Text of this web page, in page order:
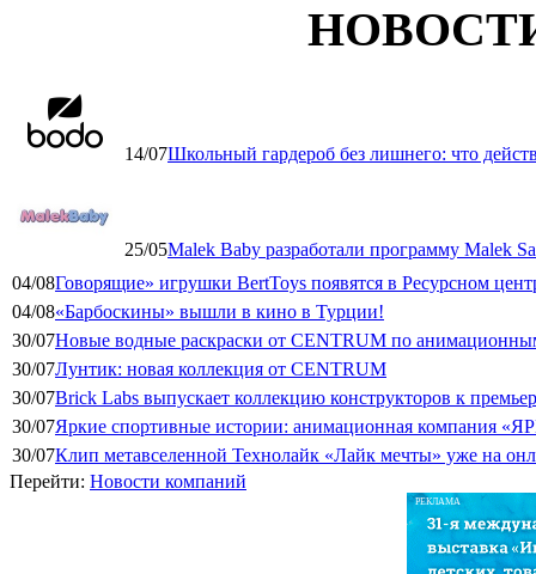
14/07Школьный гардероб без лишнего: что
25/05Malek Baby разработали программу Malek
04/08Говорящие» игрушки BertToys появятся в Ресурсном
04/08«Барбоскины» вышли в кино в Турции!
30/07Новые водные раскраски от CENTRUM по
30/07Лунтик: новая коллекция от CENTRUM
30/07Brick Labs выпускает коллекцию конструкторов к
30/07Яркие спортивные истории: анимационная компания
30/07Клип метавселенной Технолайк «Лайк мечты» уже на
Перейти: Новости компаний
РЕКЛАМА